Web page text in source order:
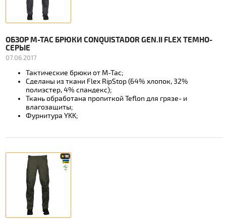
ОБЗОР M-TAC БРЮКИ CONQUISTADOR GEN.II FLEX ТЕМНО-
СЕРЫЕ
07.06.2017
Тактические брюки от М-Тас;
Сделаны из ткани Flex RipStop (64% хлопок, 32%
полиэстер, 4% спандекс);
Ткань обработана пропиткой Teflon для грязе- и
влагозащиты;
Фурнитура YKK;